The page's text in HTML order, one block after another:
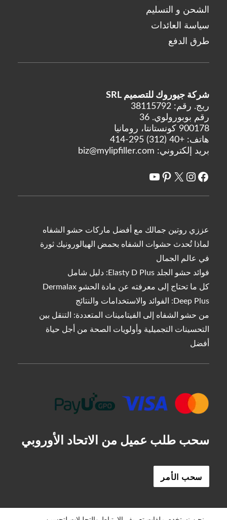
الشحن و التسليم
سياسة العائدات
طرق الدفع
شركة جيوروك للتصميم SRL
ريج. رقم: 38115792
رقم بوبورولوي. 36
900178 كونستانتا، رومانيا
هاتف: +40 (312) 295-414
بريد إلكتروني: biz@mylipfiller.com
فيسبوك
انستغرام
X بينتريست
يوتيوب
عززي روتين جمالك مع أفضل ماركات حشو الشفاه
لماذا تُحدث حشوات الشفاه بحمض الهيالورونيك ثورة
في عالم الجمال
فوائد حشو الجلد Elasty D Plus: دليل شامل
كل ما تحتاج إلى معرفته عن مادة الحشو Dermalax
Deep Plus: الفوائد والاستخدامات والنتائج
من حشو الشفاه إلى الفيتامينات المتعددة: التنقل بين
التحسينات التجميلية وأولويات الصحة من أجل حياة
أفضل
سحب طلب عميل من الاتحاد الأوروبي
سحب الأمر
حشو الشفاه الخاص بي سياسة الخصوصية
ES